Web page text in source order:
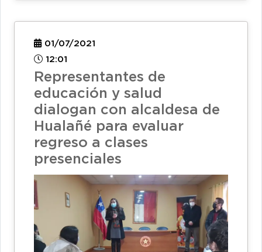
01/07/2021
12:01
Representantes de
educación y salud
dialogan con alcaldesa de
Hualañé para evaluar
regreso a clases
presenciales